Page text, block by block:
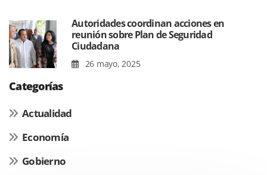
Autoridades coordinan acciones en
reunión sobre Plan de Seguridad
Ciudadana
26 mayo, 2025
Categorías
Actualidad
Economía
Gobierno